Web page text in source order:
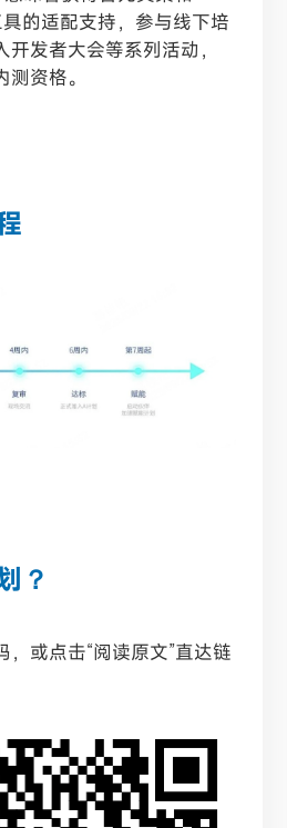
的适配支持，参与线下培
发者大会等系列活动，
资格。
？
，或点击“阅读原文”直达链